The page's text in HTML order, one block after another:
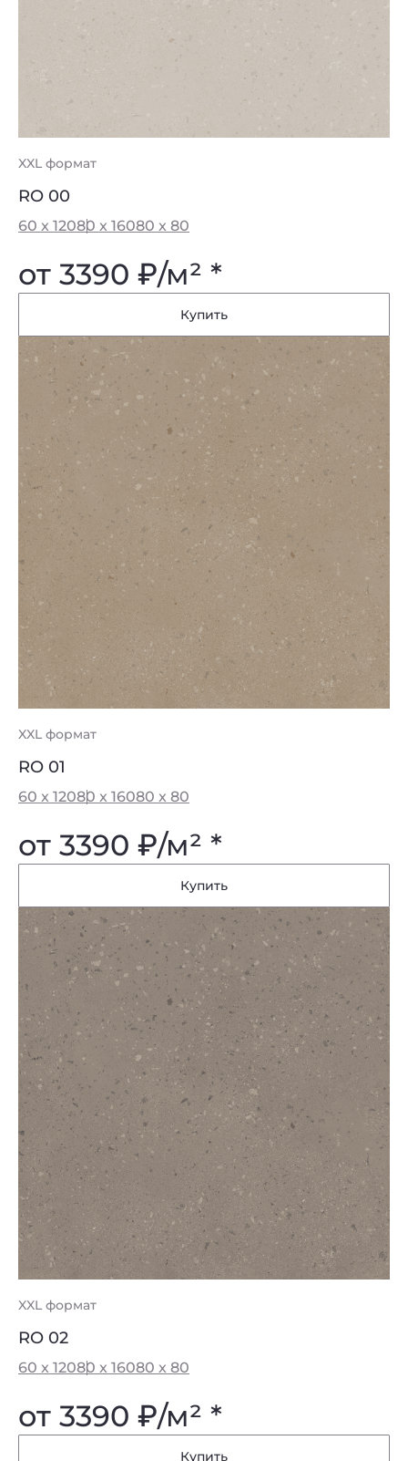
XXL формат
RO 00
60 x 12080 x 16080 x 80
от 3390 ₽/м² *
Купить
XXL формат
RO 01
60 x 12080 x 16080 x 80
от 3390 ₽/м² *
Купить
XXL формат
RO 02
60 x 12080 x 16080 x 80
от 3390 ₽/м² *
Купить